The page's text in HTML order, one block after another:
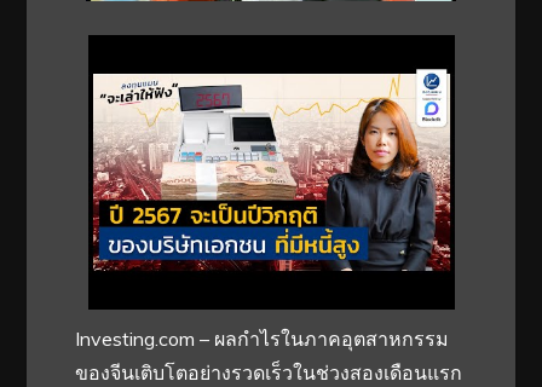
Investing.com – ผลกำไรในภาคอุตสาหกรรม
ของจีนเติบโตอย่างรวดเร็วในช่วงสองเดือนแรก